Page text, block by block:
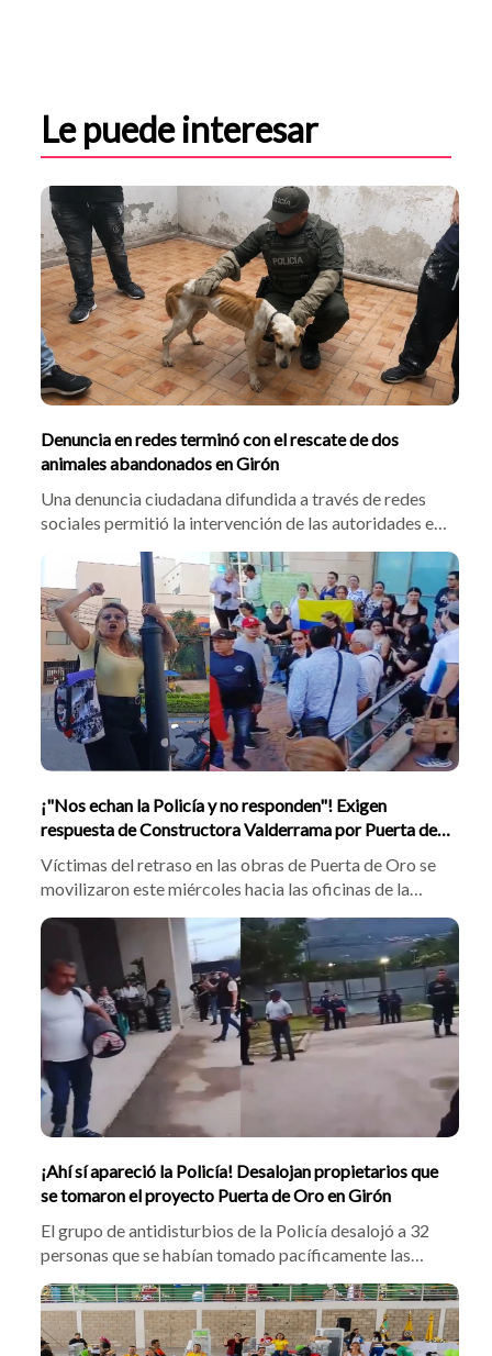
Le puede interesar
Denuncia en redes terminó con el rescate de dos
animales abandonados en Girón
Una denuncia ciudadana difundida a través de redes
sociales permitió la intervención de las autoridades en
una vivienda del barrio El Poblado, en Girón, donde
fueron hallados un perro y un gato que, al parecer,
habían sido abandonados por sus cuidadores.
¡"Nos echan la Policía y no responden"! Exigen
respuesta de Constructora Valderrama por Puerta de
Víctimas del retraso en las obras de Puerta de Oro se
movilizaron este miércoles hacia las oficinas de la
Constructora Valderrama en Sotomayor. La comunidad
exigió la intervención de las autoridades y denunció
que la firma pretende reajustar los precios de venta de
las viviendas ya canceladas.
¡Ahí sí apareció la Policía! Desalojan propietarios que
se tomaron el proyecto Puerta de Oro en Girón
El grupo de antidisturbios de la Policía desalojó a 32
personas que se habían tomado pacíficamente las
obras inconclusas del conjunto Puerta de Oro, en
Girón. Los afectados manifestaron que tras ocho años
de espera y promesas de la Constructora Valderrama,
decidieron ingresar al predio con fiducias en mano